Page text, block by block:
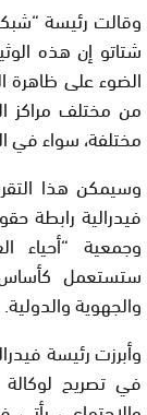
وقالت رئيسة
شتاتو إن هذه
الضوء على ظاهرة
من مختلف مراكز
مختلفة، سواء في
وسيمكن هذا
فيدرالية رابطة
وجمعية “أحياء
ستستعمل كأساس
والجهوية والدولية.
وأبرزت رئيسة
في تصريح لوكالة